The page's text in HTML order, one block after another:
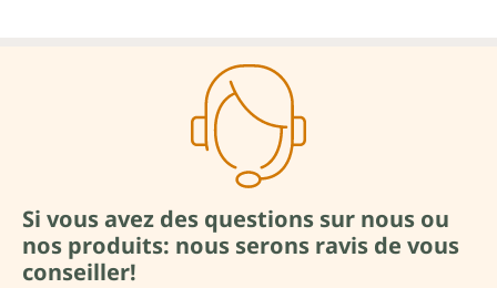
Si vous avez des questions sur nous ou
nos produits: nous serons ravis de vous
conseiller!